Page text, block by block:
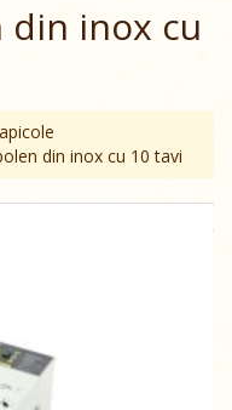
din inox cu
din inox cu 10 tavi